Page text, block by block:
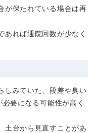
が保たれている場合は再
あれば通院回数が少なく
しみていた、段差や臭い
要になる可能性が高く
土台から見直すことがあ